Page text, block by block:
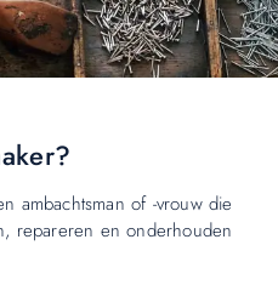
ambachtsman of -vrouw die
repareren en onderhouden